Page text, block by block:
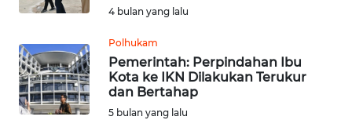
4 bulan yang lalu
Polhukam
Pemerintah: Perpindahan Ibu
Kota ke IKN Dilakukan Terukur
dan Bertahap
5 bulan yang lalu
TENTANG
PEDOMAN
MEDIA
SIBER